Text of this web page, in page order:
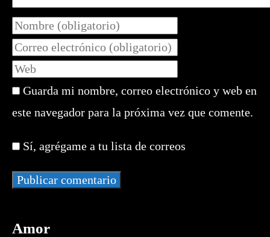
Introduce
tu
nombre
o
de
usuario
comentar
Introduce
tu
dirección
de
electrónico
comentar
Introduce
la
URL
de
web
(opcional)
Guarda mi nombre, correo electrónico y web en
este navegador para la próxima vez que comente.
Sí, agrégame a tu lista de correos
Amor